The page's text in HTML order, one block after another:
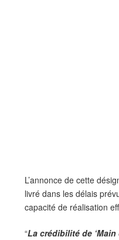
L’annonce de cette
livré dans les délais
capacité de réalisation
“La crédibilité de